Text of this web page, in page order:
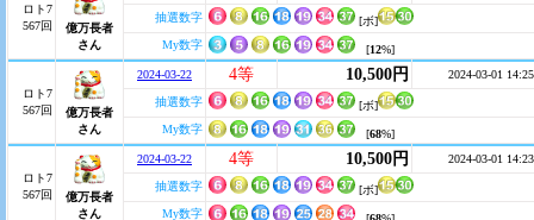
ロト7
567回
億万長者
さん
抽選数字
[ボ]
My数字
[12%]
ロト7
567回
億万長者
さん
2024-03-22 4等 10,500円 2024-03-01 14:25
抽選数字
[ボ]
My数字
[68%]
ロト7
567回
億万長者
さん
2024-03-22 4等 10,500円 2024-03-01 14:23
抽選数字
[ボ]
My数字